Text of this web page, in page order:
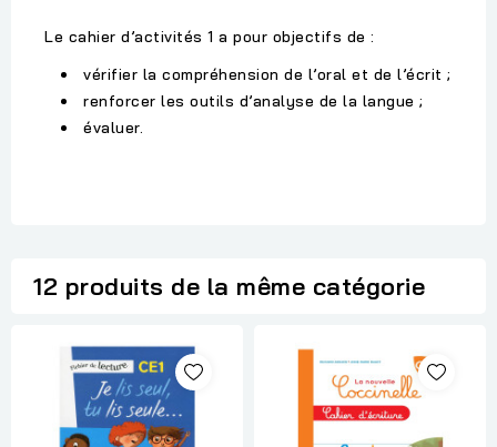
Le cahier d’activités 1 a pour objectifs de :
vérifier la compréhension de l’oral et de l’écrit ;
renforcer les outils d’analyse de la langue ;
évaluer.
12 produits de la même catégorie